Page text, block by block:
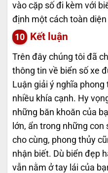
vào cặp số đi kèm với
định một cách toàn
Kết luận
Trên đây chúng tôi đã
thông tin về biển số xe
Luận giải ý nghĩa
nhiều khía cạnh. Hy
những băn khoăn của
lớn, ẩn trong những
cho cùng, phong thủy
nhận biết. Dù biển đẹp
vẫn nằm ở tay lái của